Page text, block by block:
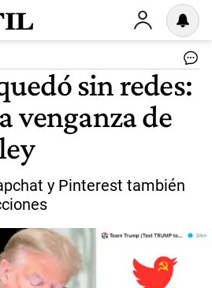
sin redes:
venganza de
y Pinterest también